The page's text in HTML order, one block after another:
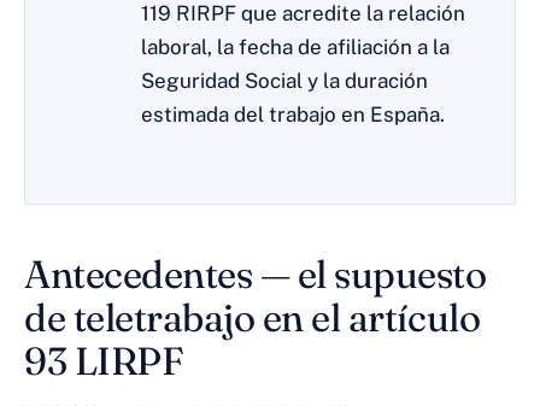
119 RIRPF que acredite la relación
laboral, la fecha de afiliación a la
Seguridad Social y la duración
estimada del trabajo en España.
Antecedentes — el supuesto
de teletrabajo en el artículo
93 LIRPF